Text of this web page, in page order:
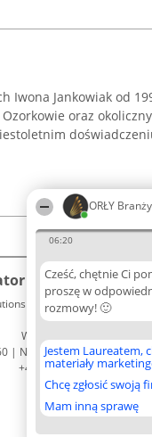
ORŁY
06:20
Cześć, chętnie Ci
proszę w
rozmowy! 🙂
Jestem Laureatem,
materiały
Chcę zgłosić swoją
Mam inną sprawę
Iwona Jankowiak od
oraz
plebiscytu
sp. z o. o. sp. k.
ul. Ruska 22
Wrocław 50-079
| NIP 8943132676
+48 508 492 400